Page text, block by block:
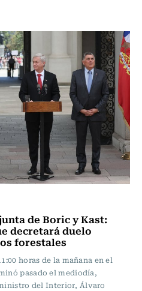
de Boric y Kast:
decretará duelo
forestales
horas de la mañana en el
pasado el mediodía,
del Interior, Álvaro